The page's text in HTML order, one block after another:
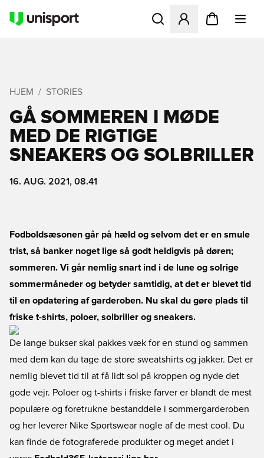
Åbner en Modal til at
HJEM STORIES
GÅ SOMMEREN I MØDE
MED DE RIGTIGE
SNEAKERS OG SOLBRILLER
16. AUG. 2021, 08.41
Fodboldsæsonen går på hæld og selvom det er en smule
trist, så banker noget lige så godt heldigvis på døren;
sommeren. Vi går nemlig snart ind i de lune og solrige
sommermåneder og betyder samtidig, at det er blevet tid
til en opdatering af garderoben. Nu skal du gøre plads til
friske t-shirts, poloer, solbriller og sneakers.
De lange bukser skal pakkes væk for en stund og sammen
med dem kan du tage de store sweatshirts og jakker. Det er
nemlig blevet tid til at få lidt sol på kroppen og nyde det
gode vejr. Poloer og t-shirts i friske farver er blandt de mest
populære og foretrukne bestanddele i sommergarderoben
og her leverer Nike Sportswear nogle af de mest cool. Du
kan finde de fotograferede produkter og meget andet i